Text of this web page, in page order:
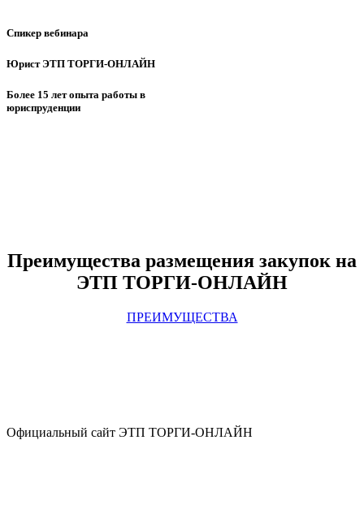
Спикер вебинара
Юрист ЭТП ТОРГИ-ОНЛАЙН
Более 15 лет опыта работы в
юриспруденции
Преимущества размещения закупок на
ЭТП ТОРГИ-ОНЛАЙН
ПРЕИМУЩЕСТВА
Официальный сайт ЭТП ТОРГИ-ОНЛАЙН